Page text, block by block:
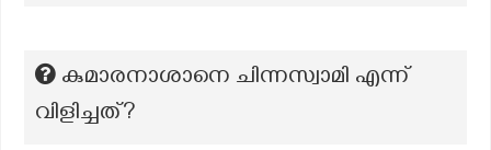
കുമാരനാശാനെ ചിന്നസ്വാമി എന്ന്
വിളിച്ചത്?